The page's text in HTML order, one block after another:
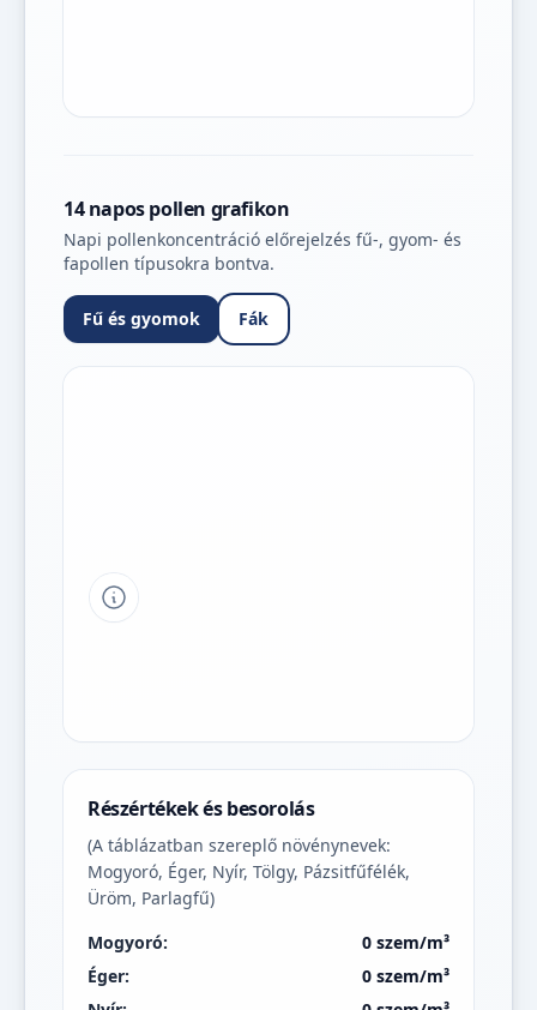
14 napos pollen grafikon
Napi pollenkoncentráció előrejelzés fű-, gyom- és
fapollen típusokra bontva.
Fű és gyomok Fák
Tipp a grafikon jelmagyarázatához
Részértékek és besorolás
(A táblázatban szereplő növénynevek:
Mogyoró, Éger, Nyír, Tölgy, Pázsitfűfélék,
Üröm, Parlagfű)
Mogyoró:
0 szem/m³
Éger:
0 szem/m³